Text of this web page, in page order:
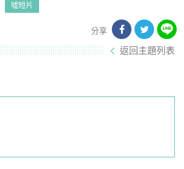
噓短片
分享
返回主題列表